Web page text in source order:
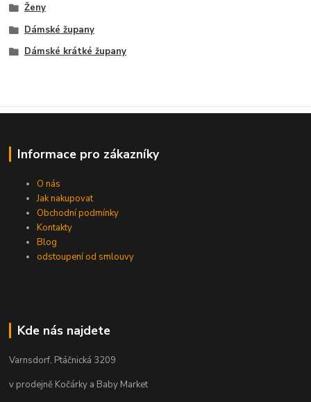
Ženy
Dámské župany
Dámské krátké župany
Informace pro zákazníky
O nás
Jak nakupovat
Obchodní podmínky
Kontakty
Blog
odstoupení od smlouvy
Kde nás najdete
Varnsdorf, Ptáčnická 3209
v prodejně Kočárky a Baby Market